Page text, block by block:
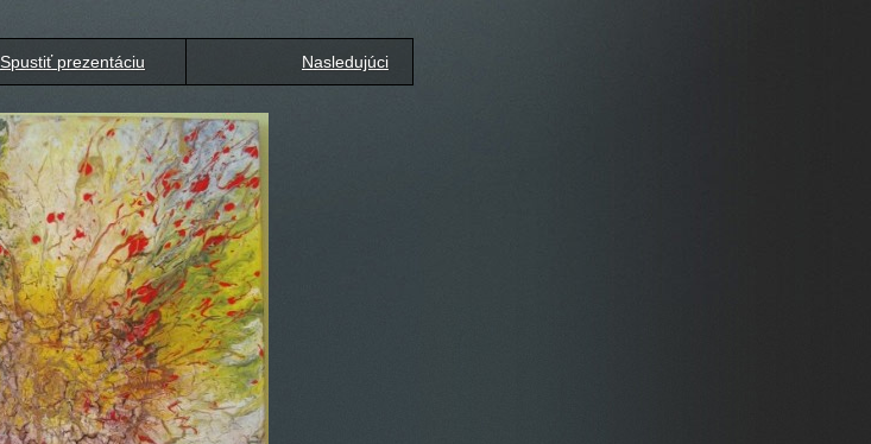
Spustiť prezentáciu Nasledujúci